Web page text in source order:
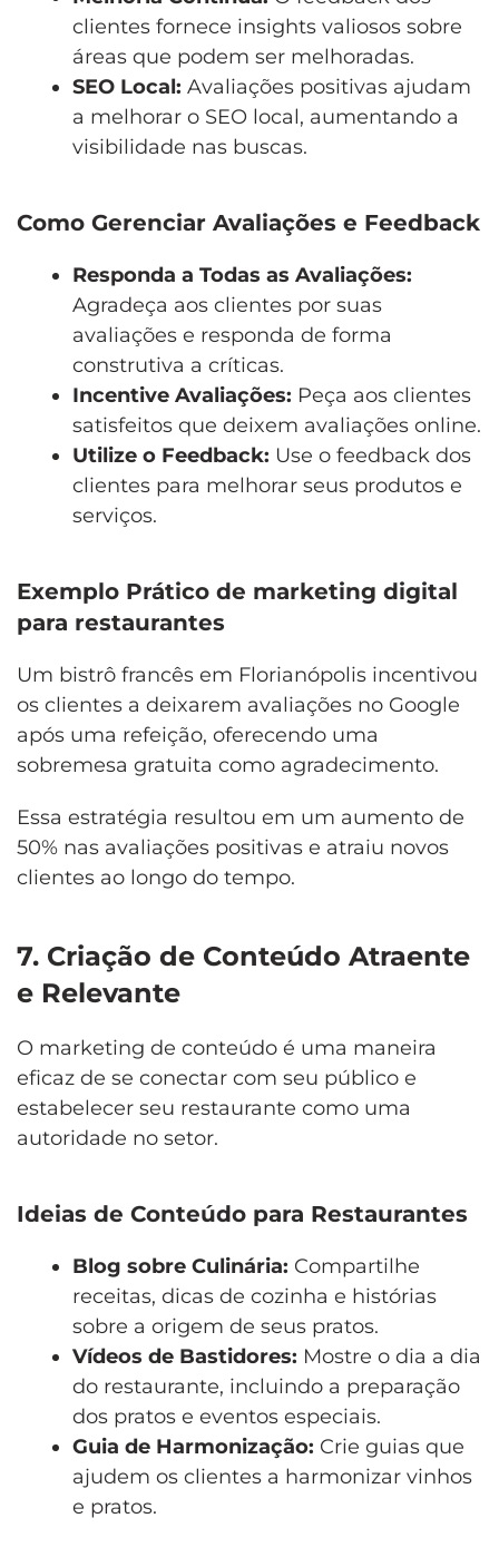
clientes fornece insights valiosos sobre
áreas que podem ser melhoradas.
SEO Local: Avaliações positivas ajudam
a melhorar o SEO local, aumentando a
visibilidade nas buscas.
Como Gerenciar Avaliações e Feedback
Responda a Todas as Avaliações:
Agradeça aos clientes por suas
avaliações e responda de forma
construtiva a críticas.
Incentive Avaliações: Peça aos clientes
satisfeitos que deixem avaliações online.
Utilize o Feedback: Use o feedback dos
clientes para melhorar seus produtos e
serviços.
Exemplo Prático de marketing digital
para restaurantes
Um bistrô francês em Florianópolis incentivou
os clientes a deixarem avaliações no Google
após uma refeição, oferecendo uma
sobremesa gratuita como agradecimento.
Essa estratégia resultou em um aumento de
50% nas avaliações positivas e atraiu novos
clientes ao longo do tempo.
7. Criação de Conteúdo Atraente
e Relevante
O marketing de conteúdo é uma maneira
eficaz de se conectar com seu público e
estabelecer seu restaurante como uma
autoridade no setor.
Ideias de Conteúdo para Restaurantes
Blog sobre Culinária: Compartilhe
receitas, dicas de cozinha e histórias
sobre a origem de seus pratos.
Vídeos de Bastidores: Mostre o dia a dia
do restaurante, incluindo a preparação
dos pratos e eventos especiais.
Guia de Harmonização: Crie guias que
ajudem os clientes a harmonizar vinhos
e pratos.